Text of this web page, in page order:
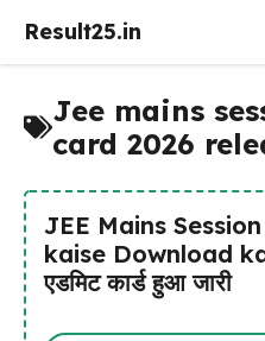
Result25.in
Jee mains
card 2026
JEE Mains
kaise Download
एडमिट कार्ड हुआ जारी